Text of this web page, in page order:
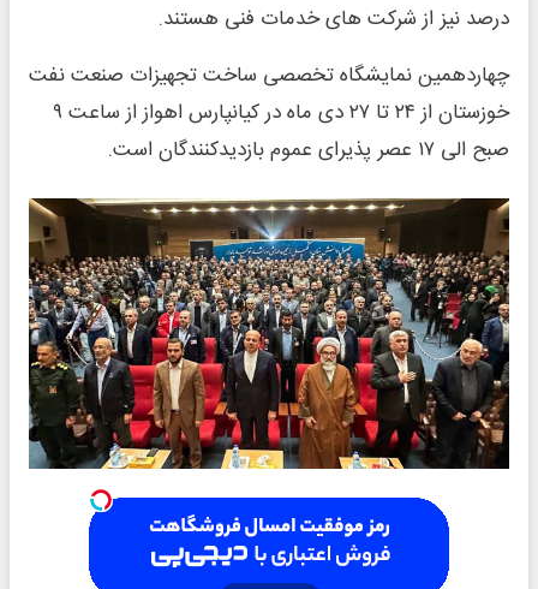
درصد نیز از شرکت‌ های خدمات فنی هستند.
چهاردهمین نمایشگاه تخصصی ساخت تجهیزات صنعت نفت
خوزستان از ۲۴ تا ۲۷ دی ماه در کیانپارس اهواز از ساعت ۹
صبح الی ۱۷ عصر پذیرای عموم بازدیدکنندگان است.